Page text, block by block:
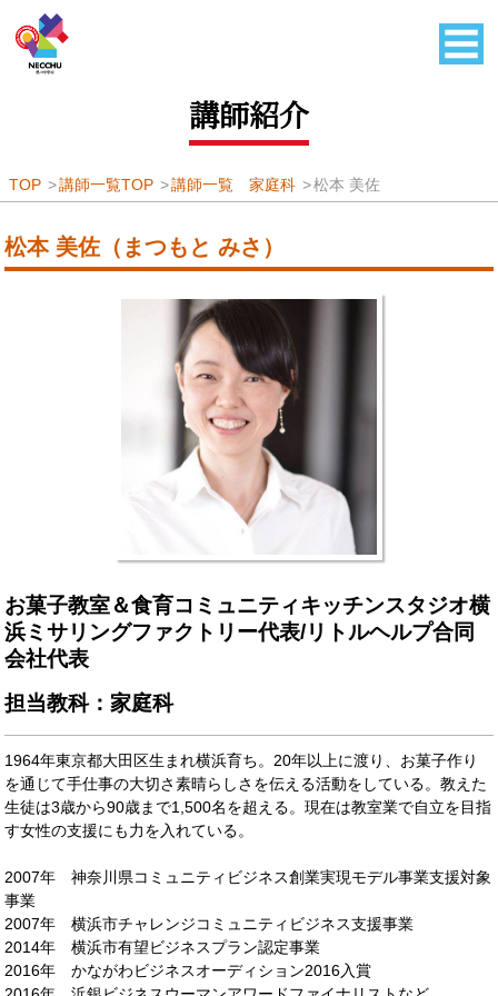
講師紹介
TOP 講師一覧TOP 講師一覧 家庭科 松本 美佐
松本 美佐（まつもと みさ）
お菓子教室＆食育コミュニティキッチンスタジオ横
浜ミサリングファクトリー代表/リトルヘルプ合同
会社代表
担当教科：家庭科
1964年東京都大田区生まれ横浜育ち。20年以上に渡り、お菓子作り
を通じて手仕事の大切さ素晴らしさを伝える活動をしている。教えた
生徒は3歳から90歳まで1,500名を超える。現在は教室業で自立を目指
す女性の支援にも力を入れている。
2007年 神奈川県コミュニティビジネス創業実現モデル事業支援対象
事業
2007年 横浜市チャレンジコミュニティビジネス支援事業
2014年 横浜市有望ビジネスプラン認定事業
2016年 かながわビジネスオーディション2016入賞